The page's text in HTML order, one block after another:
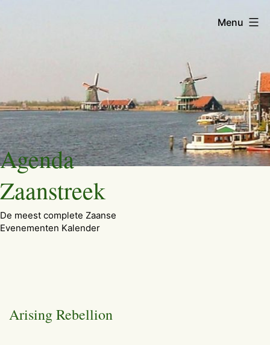
Ga
naar
de
inhoud
Agenda
Zaanstreek
De meest complete Zaanse
Evenementen Kalender
Menu
Arising Rebellion